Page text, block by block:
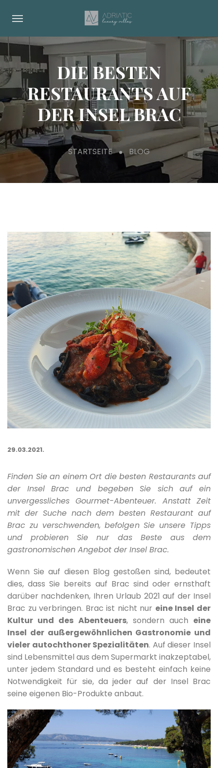
DIE BESTEN
RESTAURANTS AUF
DER INSEL BRAC
STARTSEITE BLOG
29.03.2021.
Finden Sie an einem Ort die besten Restaurants auf
der Insel Brac und begeben Sie sich auf ein
unvergessliches Gourmet-Abenteuer. Anstatt Zeit
mit der Suche nach dem besten Restaurant auf
Brac zu verschwenden, befolgen Sie unsere Tipps
und probieren Sie nur das Beste aus dem
gastronomischen Angebot der Insel Brac.
Wenn Sie auf diesen Blog gestoßen sind, bedeutet
dies, dass Sie bereits auf Brac sind oder ernsthaft
darüber nachdenken, Ihren Urlaub 2021 auf der Insel
Brac zu verbringen. Brac ist nicht nur eine Insel der
Kultur und des Abenteuers, sondern auch eine
Insel der außergewöhnlichen Gastronomie und
vieler autochthoner Spezialitäten. Auf dieser Insel
sind Lebensmittel aus dem Supermarkt inakzeptabel,
unter jedem Standard und es besteht einfach keine
Notwendigkeit für sie, da jeder auf der Insel Brac
seine eigenen Bio-Produkte anbaut.